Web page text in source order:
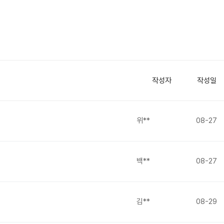
작성자 작성일
위** 08-27
백** 08-27
김** 08-29